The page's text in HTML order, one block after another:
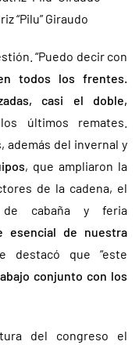
“Pilu” Giraudo
“Puedo decir con
todos los frentes.
casi el doble,
últimos remates.
además del invernal y
, que ampliaron la
de la cadena, el
de cabaña y feria
esencial de nuestra
destacó que “este
conjunto con los
del congreso el